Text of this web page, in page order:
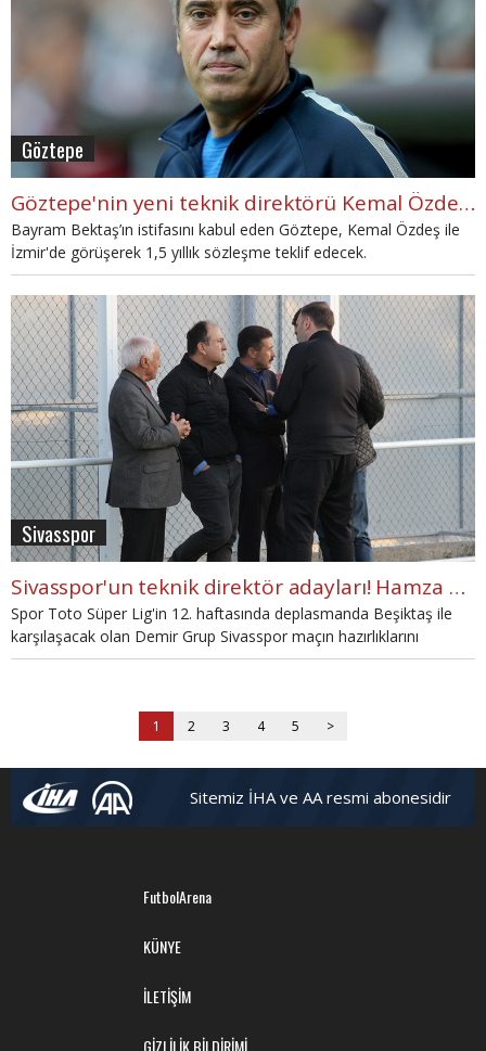
Göztepe
Göztepe'nin yeni teknik direktörü Kemal Özdeş oluyor
Bayram Bektaş’ın istifasını kabul eden Göztepe, Kemal Özdeş ile
İzmir'de görüşerek 1,5 yıllık sözleşme teklif edecek.
Sivasspor
Sivasspor'un teknik direktör adayları! Hamza Hamzaoğlu, Kemal Özdeş ve Ümit Özat
Spor Toto Süper Lig'in 12. haftasında deplasmanda Beşiktaş ile
karşılaşacak olan Demir Grup Sivasspor maçın hazırlıklarını
yardımcı antrenörler eşliğinde sürdürdü.
1 2 3 4 5 >
Sitemiz İHA ve AA resmi abonesidir
FutbolArena
KÜNYE
İLETİŞİM
GİZLİLİK BİLDİRİMİ